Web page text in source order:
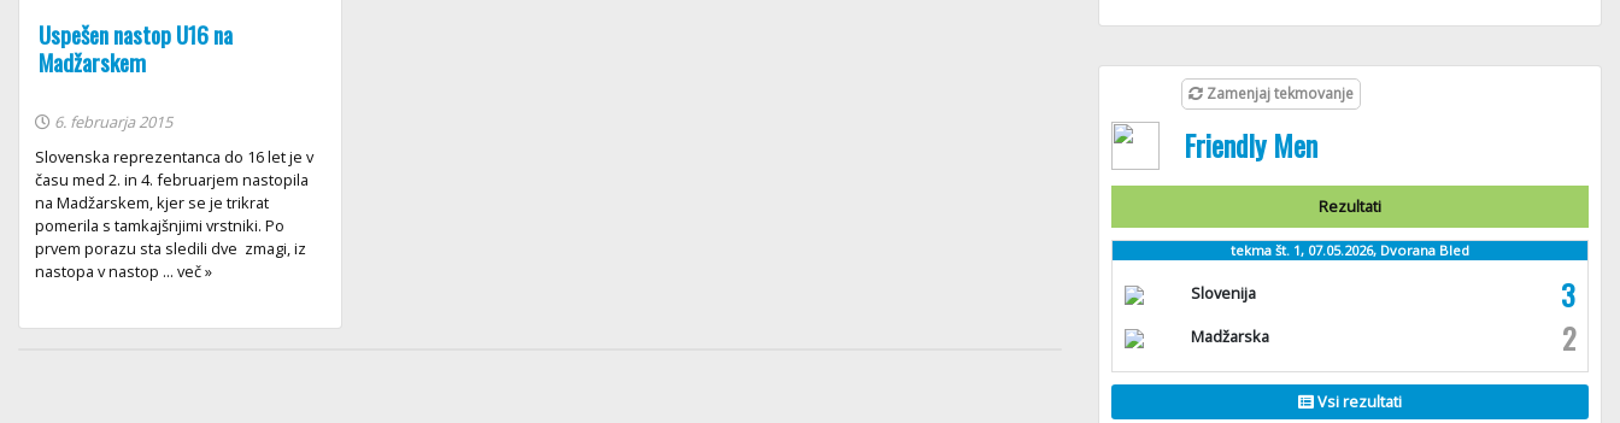
Uspešen nastop U16 na
Madžarskem
6. februarja 2015
Slovenska reprezentanca do 16 let je v
času med 2. in 4. februarjem nastopila
na Madžarskem, kjer se je trikrat
pomerila s tamkajšnjimi vrstniki. Po
prvem porazu sta sledili dve zmagi, iz
nastopa v nastop ... več »
Zamenjaj tekmovanje
Friendly Men
Rezultati
tekma št. 1, 07.05.2026, Dvorana Bled
Slovenija 3
Madžarska 2
Vsi rezultati